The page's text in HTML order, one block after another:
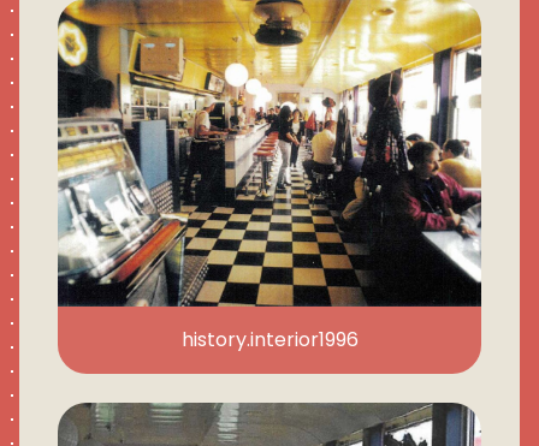
history.interior1996